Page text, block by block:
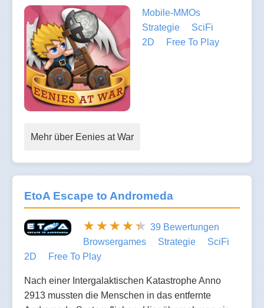
Mobile-MMOs
Strategie
SciFi
2D
Free To Play
Mehr über Eenies at War
EtoA Escape to Andromeda
39 Bewertungen
Browsergames
Strategie
SciFi
2D
Free To Play
Nach einer Intergalaktischen Katastrophe Anno
2913 mussten die Menschen in das entfernte